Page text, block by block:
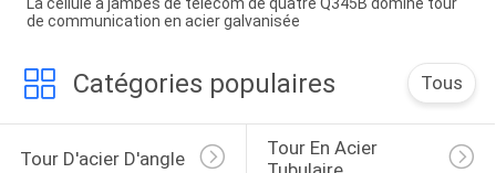
de communication en acier galvanisée
Catégories populaires Tous
Tour D'acier D'angle
Tour En Acier